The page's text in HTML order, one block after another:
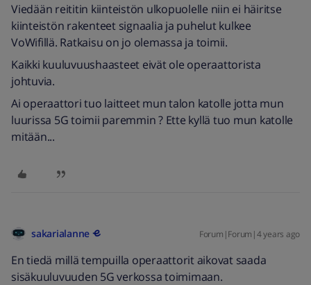
Viedään reititin kiinteistön ulkopuolelle niin ei häiritse
kiinteistön rakenteet signaalia ja puhelut kulkee
VoWifillä. Ratkaisu on jo olemassa ja toimii.
Kaikki kuuluvuushaasteet eivät ole operaattorista
johtuvia.
Ai operaattori tuo laitteet mun talon katolle jotta mun
luurissa 5G toimii paremmin ? Ette kyllä tuo mun katolle
mitään...
sakarialanne Forum|Forum|4 years ago
En tiedä millä tempuilla operaattorit aikovat saada
sisäkuuluvuuden 5G verkossa toimimaan.